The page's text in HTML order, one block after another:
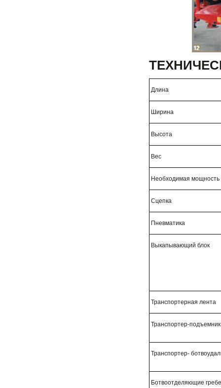
Длина
Ширина
Высота
Вес
Необходимая мощность
Сцепка
Пневматика
Выкапывающий блок
Транспортерная лента
Транспортер-подъемник
Транспортер-
Ботвоотделяющие